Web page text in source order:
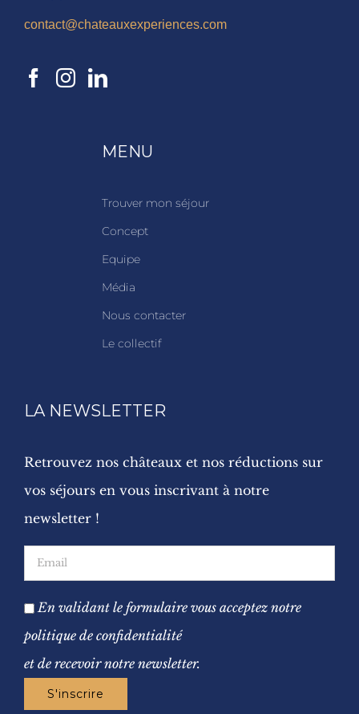
contact@chateauxexperiences.com
MENU
Trouver mon séjour
Concept
Equipe
Média
Nous contacter
Le collectif
LA NEWSLETTER
Retrouvez nos châteaux et nos réductions sur
vos séjours en vous inscrivant à notre
newsletter !
En validant le formulaire vous acceptez notre
politique de confidentialité
et de recevoir notre newsletter.